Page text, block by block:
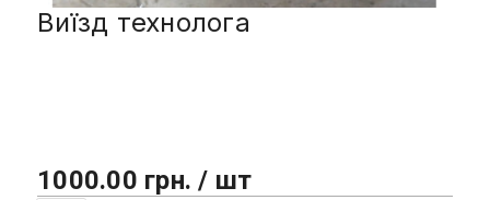
Виїзд технолога
1000.00 грн. / шт